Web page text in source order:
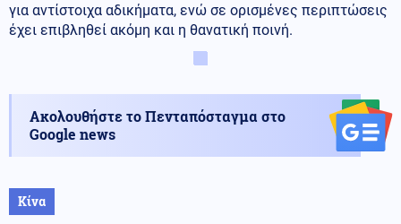
για αντίστοιχα αδικήματα, ενώ σε ορισμένες περιπτώσεις
έχει επιβληθεί ακόμη και η θανατική ποινή.
Ακολουθήστε το Πενταπόσταγμα στο
Google news
Κίνα